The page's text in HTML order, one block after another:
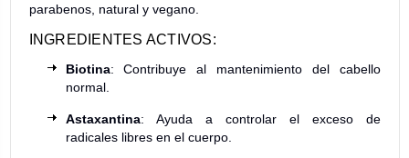
parabenos, natural y vegano.
INGREDIENTES ACTIVOS:
Biotina: Contribuye al mantenimiento del cabello
normal.
Astaxantina: Ayuda a controlar el exceso de
radicales libres en el cuerpo.